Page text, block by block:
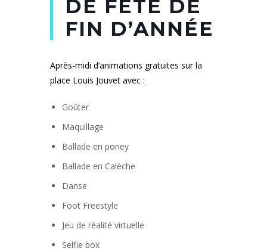
DE FÊTE DE
FIN D’ANNÉE
Après-midi d’animations gratuites sur la
place Louis Jouvet avec :
Goûter
Maquillage
Ballade en poney
Ballade en Calèche
Danse
Foot Freestyle
Jeu de réalité virtuelle
Selfie box